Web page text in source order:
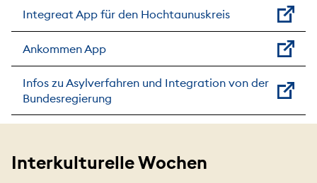
Integreat App für den Hochtaunuskreis
Ankommen App
Infos zu Asylverfahren und Integration von der
Bundesregierung
Interkulturelle Wochen